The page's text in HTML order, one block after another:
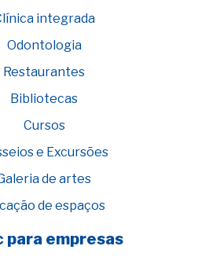
integrada
Odontologia
Restaurantes
Bibliotecas
Cursos
e Excursões
de artes
de espaços
para empresas